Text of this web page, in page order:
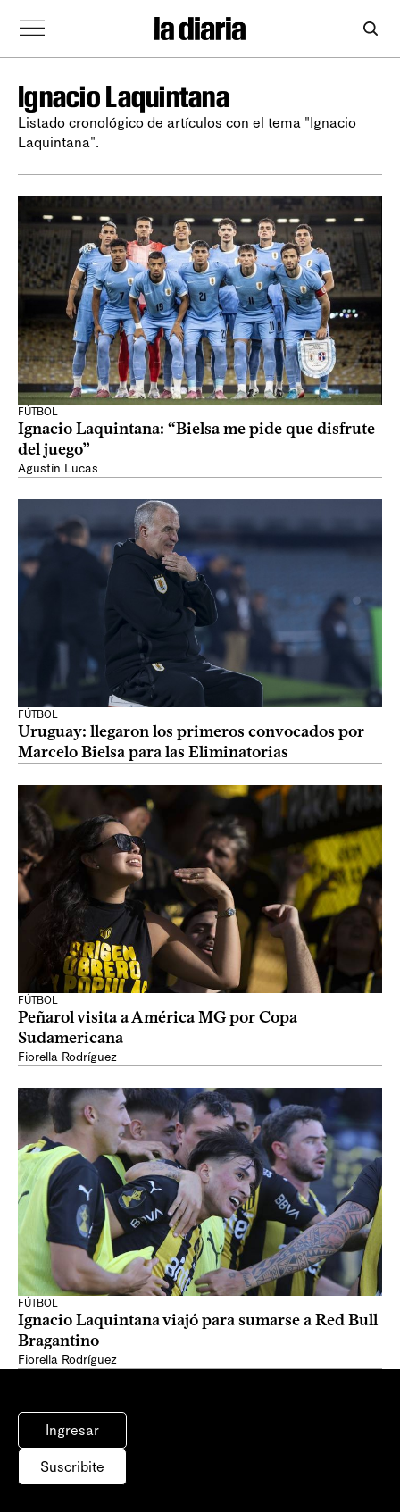
Ignacio Laquintana
Listado cronológico de artículos con el tema "Ignacio
Laquintana".
FÚTBOL
Ignacio Laquintana: “Bielsa me pide que disfrute
del juego”
Agustín Lucas
FÚTBOL
Uruguay: llegaron los primeros convocados por
Marcelo Bielsa para las Eliminatorias
FÚTBOL
Peñarol visita a América MG por Copa
Sudamericana
Fiorella Rodríguez
FÚTBOL
Ignacio Laquintana viajó para sumarse a Red Bull
Bragantino
Fiorella Rodríguez
Ingresar
Suscribite